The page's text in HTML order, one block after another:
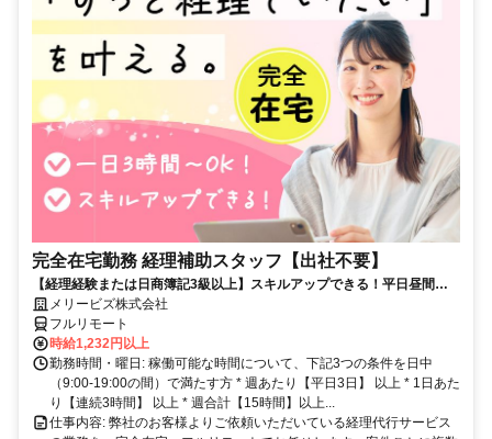
完全在宅勤務 経理補助スタッフ【出社不要】
【経理経験または日商簿記3級以上】スキルアップできる！平日昼間３h
～。完全在宅で育児・介護中の方も大歓迎♪
メリービズ株式会社
フルリモート
時給1,232円以上
勤務時間・曜日: 稼働可能な時間について、下記3つの条件を日中
（9:00-19:00の間）で満たす方 * 週あたり【平日3日】 以上 * 1日あた
り【連続3時間】 以上 * 週合計【15時間】以上...
仕事内容: 弊社のお客様よりご依頼いただいている経理代行サービス